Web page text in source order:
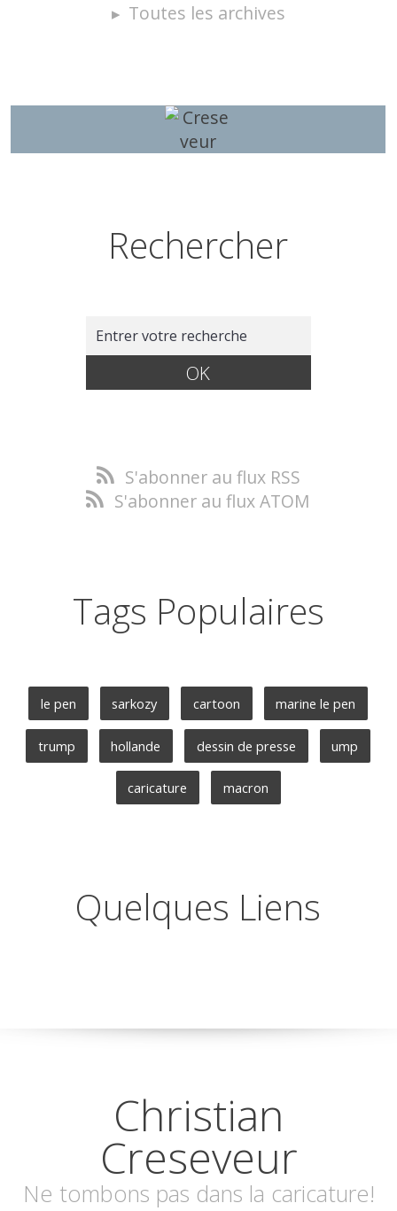
Toutes les archives
Rechercher
S'abonner au flux RSS
S'abonner au flux ATOM
Tags Populaires
le pen sarkozy cartoon marine le pen
trump hollande dessin de presse ump
caricature macron
Quelques Liens
Christian
Creseveur
Ne tombons pas dans la caricature!